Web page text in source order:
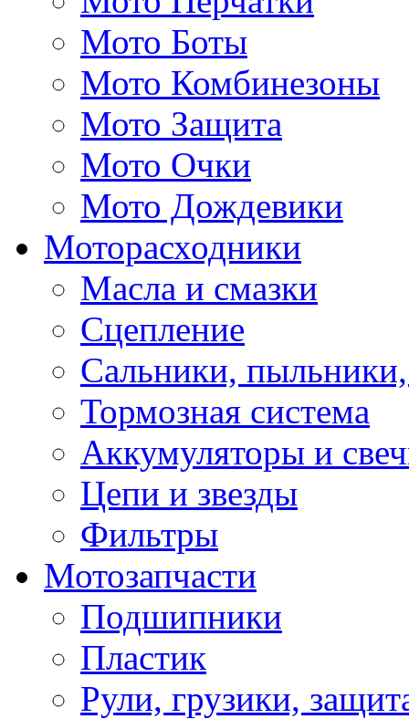
Мото Боты
Мото Комбинезоны
Мото Защита
Мото Очки
Мото Дождевики
Моторасходники
Масла и смазки
Сцепление
Сальники,
Тормозная система
Аккумуляторы и
Цепи и звезды
Фильтры
Мотозапчасти
Подшипники
Пластик
Рули, грузики,